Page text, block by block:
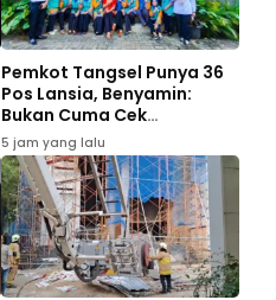
Pemkot Tangsel Punya 36
Pos Lansia, Benyamin:
Bukan Cuma Cek
Kesehatan
5 jam yang lalu